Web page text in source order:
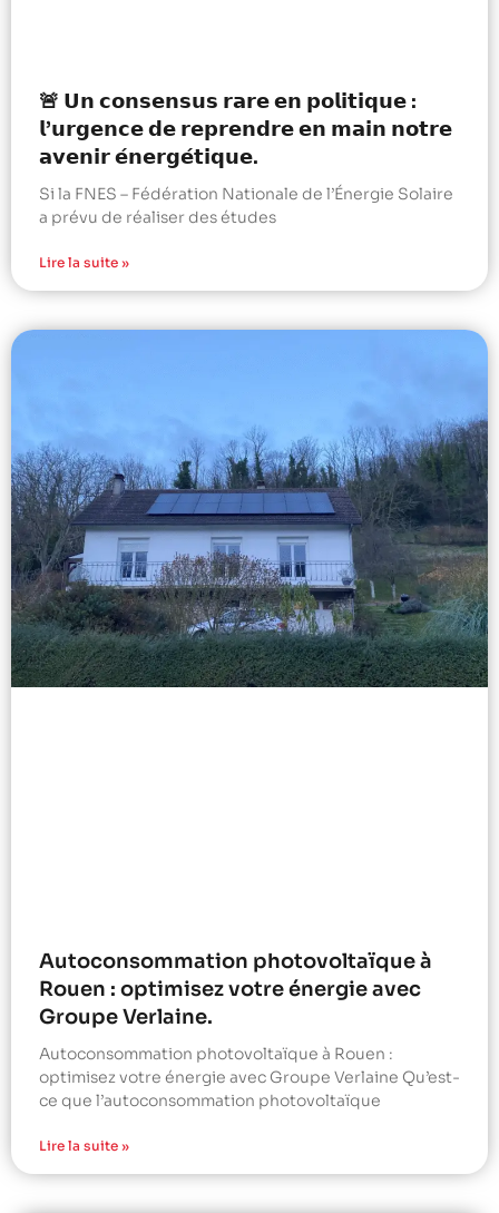
🚨 𝗨𝗻 𝗰𝗼𝗻𝘀𝗲𝗻𝘀𝘂𝘀 𝗿𝗮𝗿𝗲 𝗲𝗻 𝗽𝗼𝗹𝗶𝘁𝗶𝗾𝘂𝗲 :
𝗹’𝘂𝗿𝗴𝗲𝗻𝗰𝗲 𝗱𝗲 𝗿𝗲𝗽𝗿𝗲𝗻𝗱𝗿𝗲 𝗲𝗻 𝗺𝗮𝗶𝗻 𝗻𝗼𝘁𝗿𝗲
𝗮𝘃𝗲𝗻𝗶𝗿 𝗲́𝗻𝗲𝗿𝗴𝗲́𝘁𝗶𝗾𝘂𝗲.
Si la FNES – Fédération Nationale de l’Énergie Solaire
a prévu de réaliser des études
Lire la suite »
Autoconsommation photovoltaïque à
Rouen : optimisez votre énergie avec
Groupe Verlaine.
Autoconsommation photovoltaïque à Rouen :
optimisez votre énergie avec Groupe Verlaine Qu’est-
ce que l’autoconsommation photovoltaïque
Lire la suite »